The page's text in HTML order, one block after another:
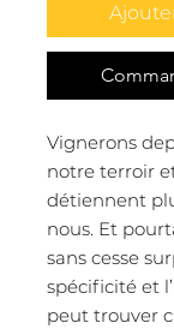
Vignerons
notre terroir
détiennent
nous. Et
sans cesse
spécificité et
peut trouver